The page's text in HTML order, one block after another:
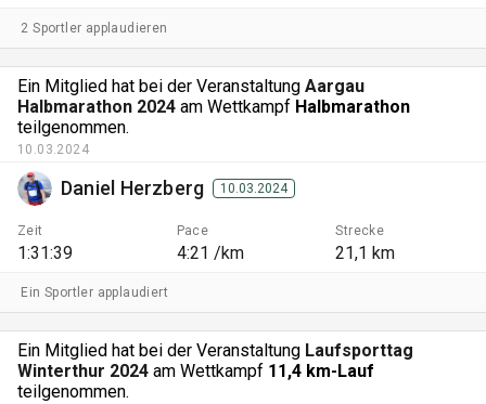
2 Sportler applaudieren
Ein Mitglied hat bei der Veranstaltung Aargau
Halbmarathon 2024 am Wettkampf Halbmarathon
teilgenommen.
10.03.2024
Daniel Herzberg 10.03.2024
Zeit
1:31:39
Pace
4:21 /km
Strecke
21,1 km
Ein Sportler applaudiert
Ein Mitglied hat bei der Veranstaltung Laufsporttag
Winterthur 2024 am Wettkampf 11,4 km-Lauf
teilgenommen.